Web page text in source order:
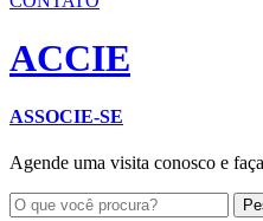
ACCIE
ASSOCIE-SE
Agende uma visita conosco e